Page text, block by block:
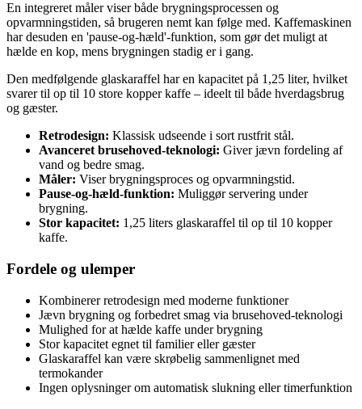
En integreret måler viser både brygningsprocessen og
opvarmningstiden, så brugeren nemt kan følge med. Kaffemaskinen
har desuden en 'pause-og-hæld'-funktion, som gør det muligt at
hælde en kop, mens brygningen stadig er i gang.
Den medfølgende glaskaraffel har en kapacitet på 1,25 liter, hvilket
svarer til op til 10 store kopper kaffe – ideelt til både hverdagsbrug
og gæster.
Retrodesign: Klassisk udseende i sort rustfrit stål.
Avanceret brusehoved-teknologi: Giver jævn fordeling af
vand og bedre smag.
Måler: Viser brygningsproces og opvarmningstid.
Pause-og-hæld-funktion: Muliggør servering under
brygning.
Stor kapacitet: 1,25 liters glaskaraffel til op til 10 kopper
kaffe.
Fordele og ulemper
Kombinerer retrodesign med moderne funktioner
Jævn brygning og forbedret smag via brusehoved-teknologi
Mulighed for at hælde kaffe under brygning
Stor kapacitet egnet til familier eller gæster
Glaskaraffel kan være skrøbelig sammenlignet med
termokander
Ingen oplysninger om automatisk slukning eller timerfunktion